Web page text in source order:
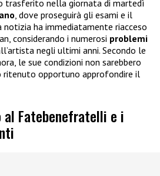
trasferito nella giornata di martedì
, dove proseguirà gli esami e il
notizia ha immediatamente riacceso
considerando i numerosi problemi
negli ultimi anni. Secondo le
le sue condizioni non sarebbero
ritenuto opportuno approfondire il
al Fatebenefratelli e i